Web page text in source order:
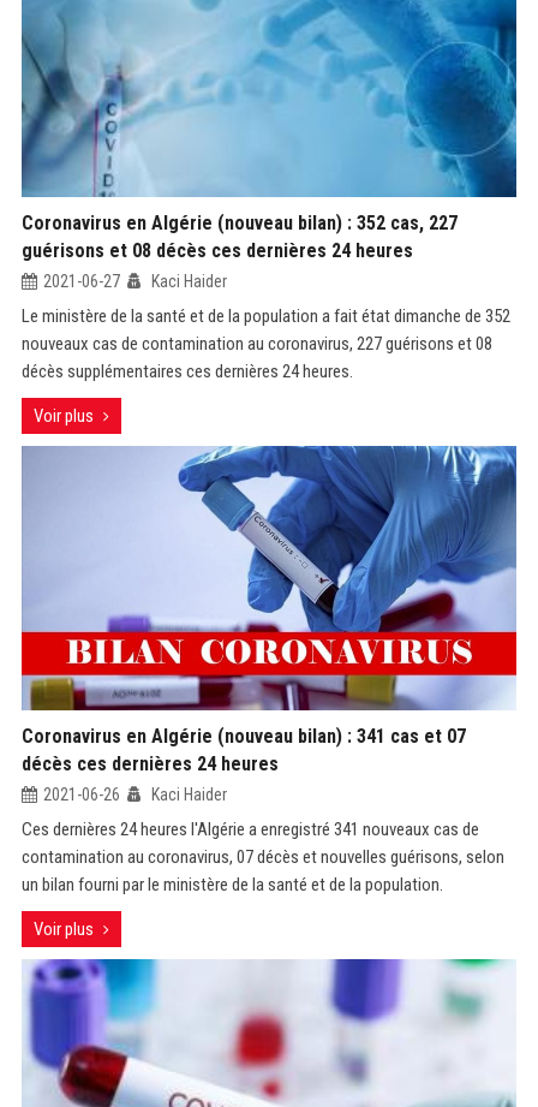
Coronavirus en Algérie (nouveau bilan) : 352 cas, 227
guérisons et 08 décès ces dernières 24 heures
2021-06-27 Kaci Haider
Le ministère de la santé et de la population a fait état dimanche de 352
nouveaux cas de contamination au coronavirus, 227 guérisons et 08
décès supplémentaires ces dernières 24 heures.
Voir plus
Coronavirus en Algérie (nouveau bilan) : 341 cas et 07
décès ces dernières 24 heures
2021-06-26 Kaci Haider
Ces dernières 24 heures l'Algérie a enregistré 341 nouveaux cas de
contamination au coronavirus, 07 décès et nouvelles guérisons, selon
un bilan fourni par le ministère de la santé et de la population.
Voir plus